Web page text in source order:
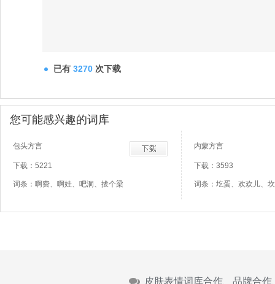
已有 3270 次下载
您可能感兴趣的词库
包头方言
下载：5221
词条：啊费、啊娃、吧洞、拔个梁
内蒙方言
下载：3593
词条：圪蛋、欢欢儿、
皮肤表情词库合作、品牌合